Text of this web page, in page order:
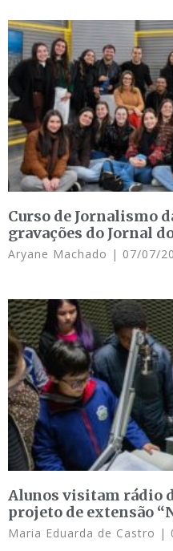
Curso de Jornalismo
gravações do Jornal
Aryane Machado 07/07/
Alunos visitam rádio
projeto de extensão
Maria Eduarda de Castro